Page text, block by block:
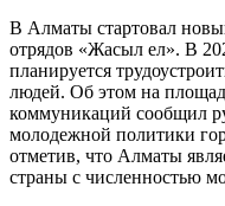
В Алматы стартовал
отрядов «Жасыл ел». В
планируется
людей. Об этом на
коммуникаций сообщил
молодежной политики
отметив, что Алматы
страны с численностью